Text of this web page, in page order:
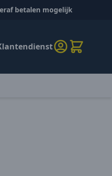
betalen mogelijk